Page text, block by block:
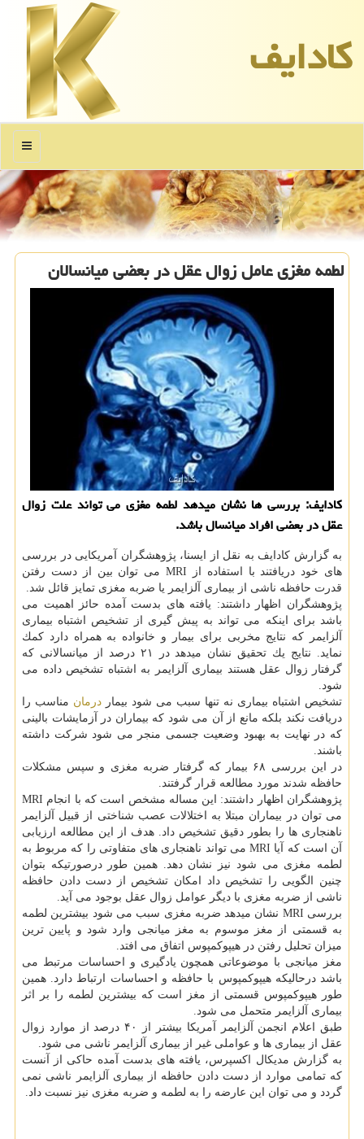
كادایف
منو
لطمه مغزی عامل زوال عقل در بعضی میانسالان
كادایف: بررسی ها نشان میدهد لطمه مغزی می تواند علت زوال
عقل در بعضی افراد میانسال باشد.
به گزارش كادایف به نقل از ایسنا، پژوهشگران آمریكایی در بررسی
های خود دریافتند با استفاده از MRI می توان بین از دست رفتن
قدرت حافظه ناشی از بیماری آلزایمر یا ضربه مغزی تمایز قائل شد.
پژوهشگران اظهار داشتند: یافته های بدست آمده حائز اهمیت می
باشد برای اینكه می تواند به پیش گیری از تشخیص اشتباه بیماری
آلزایمر كه نتایج مخربی برای بیمار و خانواده به همراه دارد كمك
نماید. نتایج یك تحقیق نشان میدهد در ۲۱ درصد از میانسالانی كه
گرفتار زوال عقل هستند بیماری آلزایمر به اشتباه تشخیص داده می
شود.
تشخیص اشتباه بیماری نه تنها سبب می شود بیمار درمان مناسب را
دریافت نكند بلكه مانع از آن می شود كه بیماران در آزمایشات بالینی
كه در نهایت به بهبود وضعیت جسمی منجر می شود شركت داشته
باشند.
در این بررسی ۶۸ بیمار كه گرفتار ضربه مغزی و سپس مشكلات
حافظه شدند مورد مطالعه قرار گرفتند.
پژوهشگران اظهار داشتند: این مساله مشخص است كه با انجام MRI
می توان در بیماران مبتلا به اختلالات عصب شناختی از قبیل آلزایمر
ناهنجاری ها را بطور دقیق تشخیص داد. هدف از این مطالعه ارزیابی
آن است كه آیا MRI می تواند ناهنجاری های متفاوتی را كه مربوط به
لطمه مغزی می شود نیز نشان دهد. همین طور درصورتیكه بتوان
چنین الگویی را تشخیص داد امكان تشخیص از دست دادن حافظه
ناشی از ضربه مغزی با دیگر عوامل زوال عقل بوجود می آید.
بررسی MRI نشان میدهد ضربه مغزی سبب می شود بیشترین لطمه
به قسمتی از مغز موسوم به مغز میانجی وارد شود و پایین ترین
میزان تحلیل رفتن در هیپوكمپوس اتفاق می افتد.
مغز میانجی با موضوعاتی همچون یادگیری و احساسات مرتبط می
باشد درحالیكه هیپوكمپوس با حافظه و احساسات ارتباط دارد. همین
طور هیپوكمپوس قسمتی از مغز است كه بیشترین لطمه را بر اثر
بیماری آلزایمر متحمل می شود.
طبق اعلام انجمن آلزایمر آمریكا بیشتر از ۴۰ درصد از موارد زوال
عقل از بیماری ها و عواملی غیر از بیماری آلزایمر ناشی می شود.
به گزارش مدیكال اكسپرس، یافته های بدست آمده حاكی از آنست
كه تمامی موارد از دست دادن حافظه از بیماری آلزایمر ناشی نمی
گردد و می توان این عارضه را به لطمه و ضربه مغزی نیز نسبت داد.